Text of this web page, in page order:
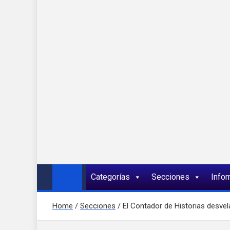
Categorías Secciones
Home Secciones El Contador de Historias